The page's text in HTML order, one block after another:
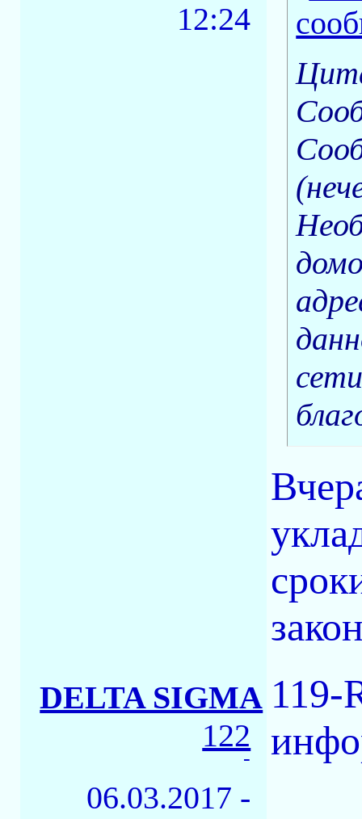
12:24
DELTA SIGMA
122
-
06.03.2017 -
119-